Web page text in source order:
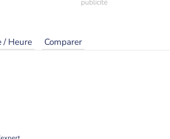
/ Heure Comparer